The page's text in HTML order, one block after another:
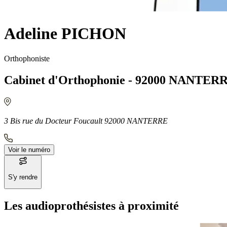
Adeline PICHON
Orthophoniste
Cabinet d'Orthophonie - 92000
3 Bis rue du Docteur Foucault 92000 NANTERRE
Voir le numéro
S'y rendre
Les audioprothésistes à proximité